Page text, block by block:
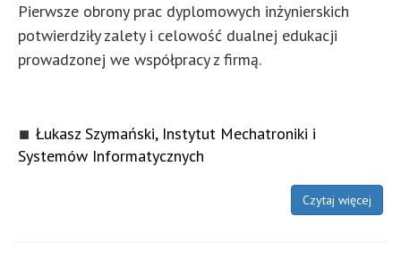
Pierwsze obrony prac dyplomowych inżynierskich
potwierdziły zalety i celowość dualnej edukacji
prowadzonej we współpracy z firmą.
Łukasz Szymański, Instytut Mechatroniki i
Systemów Informatycznych
Czytaj więcej